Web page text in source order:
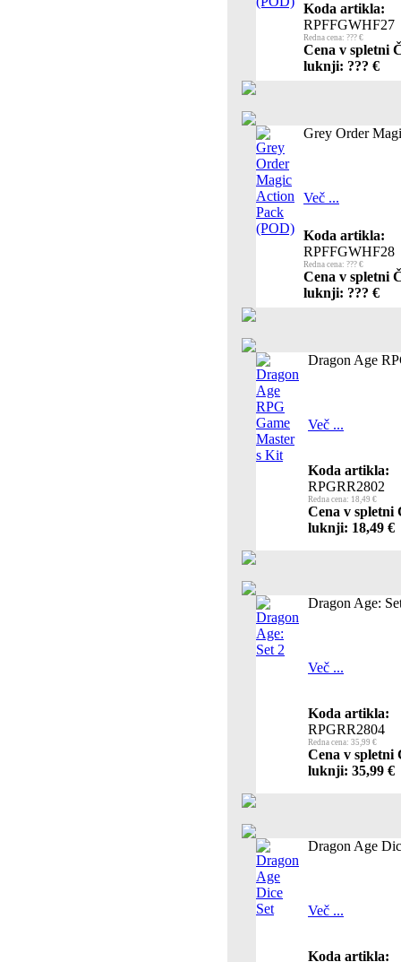
Koda artikla:
RPFFGWHF27
Redna cena: ??? €
Cena v spletni
luknji: ??? €
Grey Order
Več ...
Koda artikla:
RPFFGWHF28
Redna cena: ??? €
Cena v spletni
luknji: ??? €
Dragon Age
Več ...
Koda artikla:
RPGRR2802
Redna cena: 18,49 €
Cena v spletni
luknji: 18,49 €
Dragon Age:
Več ...
Koda artikla:
RPGRR2804
Redna cena: 35,99 €
Cena v spletni
luknji: 35,99 €
Dragon Age
Več ...
Koda artikla: